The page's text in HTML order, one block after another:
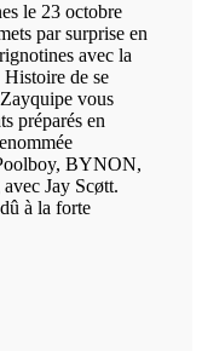
le 23 octobre
par surprise en
avec la
de se
vous
préparés en
BYNON,
Jay Scøtt.
à la forte